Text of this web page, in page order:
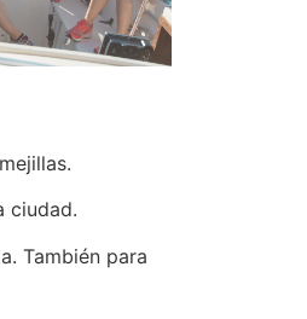
ciudad.
También para